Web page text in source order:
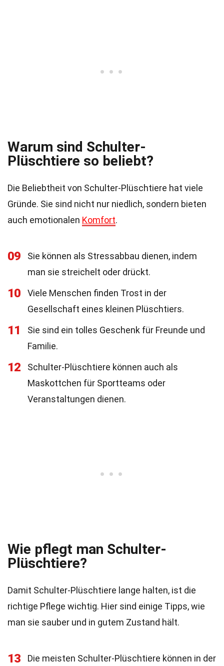
Warum sind Schulter-
Plüschtiere so beliebt?
Die Beliebtheit von Schulter-Plüschtiere hat viele
Gründe. Sie sind nicht nur niedlich, sondern bieten
auch emotionalen Komfort.
09
Sie können als Stressabbau dienen, indem
man sie streichelt oder drückt.
10
Viele Menschen finden Trost in der
Gesellschaft eines kleinen Plüschtiers.
11
Sie sind ein tolles Geschenk für Freunde und
Familie.
12
Schulter-Plüschtiere können auch als
Maskottchen für Sportteams oder
Veranstaltungen dienen.
Wie pflegt man Schulter-
Plüschtiere?
Damit Schulter-Plüschtiere lange halten, ist die
richtige Pflege wichtig. Hier sind einige Tipps, wie
man sie sauber und in gutem Zustand hält.
13
Die meisten Schulter-Plüschtiere können in der